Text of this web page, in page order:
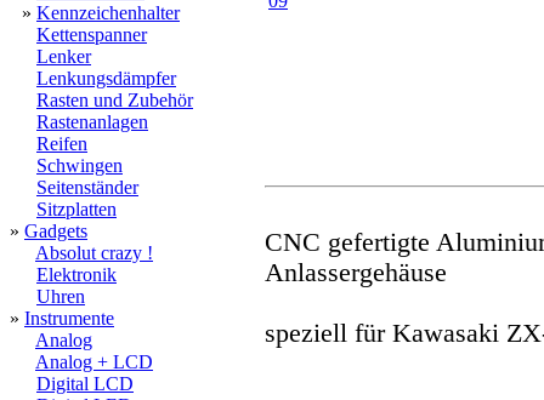
» Kennzeichenhalter
Kettenspanner
Lenker
Lenkungsdämpfer
Rasten und Zubehör
Rastenanlagen
Reifen
Schwingen
Seitenständer
Sitzplatten
» Gadgets
Absolut crazy !
Elektronik
Uhren
» Instrumente
Analog
Analog + LCD
Digital LCD
CNC gefertigte
Anlassergehäuse
speziell für Kawasaki